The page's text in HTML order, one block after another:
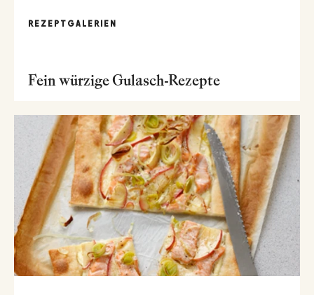
REZEPTGALERIEN
Fein würzige Gulasch-Rezepte